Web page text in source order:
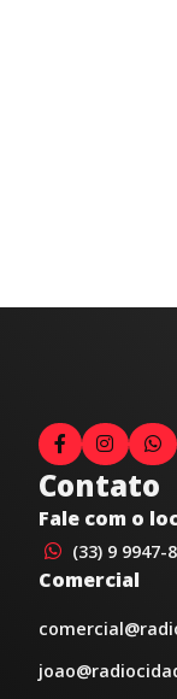
Contato
Fale com o
(33) 9 9947-
Comercial